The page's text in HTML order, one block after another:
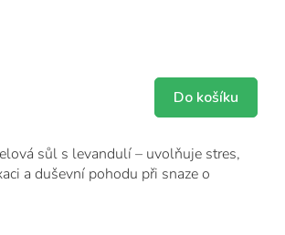
Do košíku
sůl s levandulí – uvolňuje stres,
a duševní pohodu při snaze o